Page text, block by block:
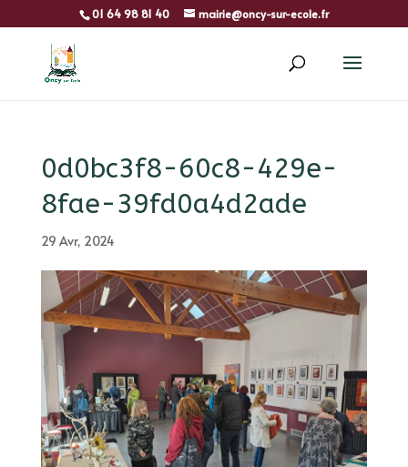
01 64 98 81 40 mairie@oncy-sur-ecole.fr
0d0bc3f8-60c8-429e-
8fae-39fd0a4d2ade
29 Avr, 2024